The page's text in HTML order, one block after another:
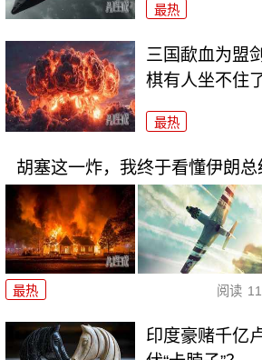
最热
三国歃血为盟
棋有人坐不住了
最热
胡塞这一炸，我终于看懂伊朗
最热 阅读
印度豪赌千亿